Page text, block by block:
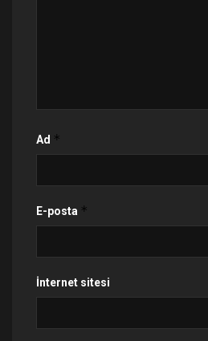
Ad *
E-posta *
İnternet sitesi